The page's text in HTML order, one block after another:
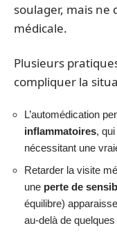
soulager, mais ne
médicale.
Plusieurs
compliquer la
L’automédication
inflammatoires,
nécessitant une
Retarder la visite
une perte de
équilibre)
au-delà de